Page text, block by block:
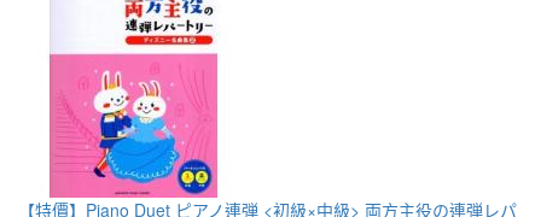
【特價】Piano Duet ピアノ連弾 <初級×中級> 両方主役の連弾レパ